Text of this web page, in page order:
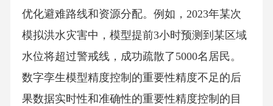
优化避难路线和资源分配。例如，2023年某次
模拟洪水灾害中，模型提前3小时预测到某区域
水位将超过警戒线，成功疏散了5000名居民。
数字孪生模型精度控制的重要性精度不足的后
果数据实时性和准确性的重要性精度控制的目